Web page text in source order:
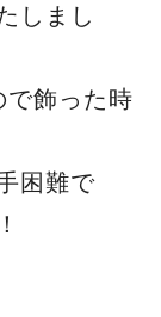
しまし
飾った時
困難で